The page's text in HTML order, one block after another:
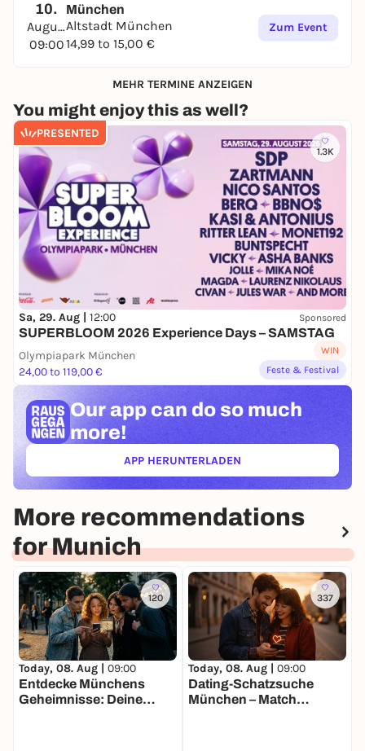
10.
August
09:00
München
Altstadt München
14,99 to 15,00 €
Zum Event
MEHR TERMINE ANZEIGEN
You might enjoy this as well?
PRESENTED
1.3K
Sa, 29. Aug | 12:00 Sponsored
SUPERBLOOM 2026 Experience Days – SAMSTAG
Olympiapark München
24,00 to 119,00 €
WIN
Feste & Festival
Our app can do so much
more!
APP HERUNTERLADEN(ÖFFNET IN NEUEM TAB)
More recommendations
for Munich
120
Today, 08. Aug | 09:00
Entdecke Münchens
Geheimnisse: Deine
337
Today, 08. Aug | 09:00
Dating-Schatzsuche
München – Match